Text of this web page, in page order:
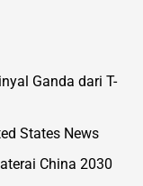
Ganda dari T-
States News
China 2030